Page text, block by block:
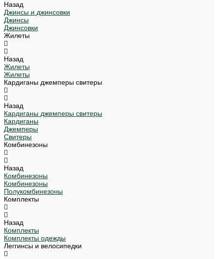
Назад
Джинсы и джинсовки
Джинсы
Джинсовки
Жилеты
Назад
Жилеты
Жилеты
Кардиганы джемперы свитеры
Назад
Кардиганы джемперы свитеры
Кардиганы
Джемперы
Свитеры
Комбинезоны
Назад
Комбинезоны
Комбинезоны
Полукомбинезоны
Комплекты
Назад
Комплекты
Комплекты одежды
Леггинсы и велосипедки